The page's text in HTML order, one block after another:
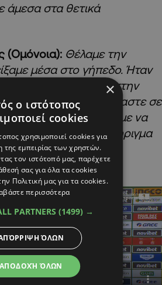
άμεσα στα θετικά
(Ομόνοια): Θέλαμε την
μέσα στο γήπεδο. Ήταν
Χτυπήσαμε στην
ήρθε το γκολ μου. Είμαστε σε
σεζόν, διασκεδάζουμε να
είναι τεράστιο στήριγμα
ότι μπορούσαμε
×
ο ιστότοπος
cookies
χρησιμοποιεί cookies για
της εμπειρίας των χρηστών.
τον ιστότοπό μας, παρέχετε
σας για όλα τα cookies
Πολιτική μας για τα cookies.
περισσότερα
PARTNERS (1499) →
ΑΠΟΔΟΧΉ ΌΛΩΝ
ΌΛΩΝ